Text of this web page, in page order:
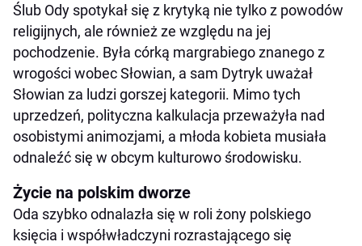
Ślub Ody spotykał się z krytyką nie tylko z powodów
religijnych, ale również ze względu na jej
pochodzenie. Była córką margrabiego znanego z
wrogości wobec Słowian, a sam Dytryk uważał
Słowian za ludzi gorszej kategorii. Mimo tych
uprzedzeń, polityczna kalkulacja przeważyła nad
osobistymi animozjami, a młoda kobieta musiała
odnaleźć się w obcym kulturowo środowisku.
Życie na polskim dworze
Oda szybko odnalazła się w roli żony polskiego
księcia i współwładczyni rozrastającego się